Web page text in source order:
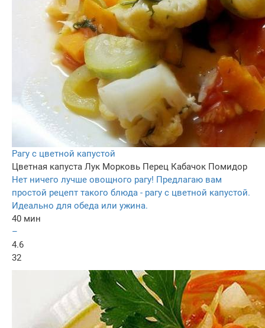
Рагу с цветной капустой
Цветная капуста Лук Морковь Перец Кабачок Помидор
Нет ничего лучше овощного рагу! Предлагаю вам
простой рецепт такого блюда - рагу с цветной капустой.
Идеально для обеда или ужина.
40 мин
–
4.6
32